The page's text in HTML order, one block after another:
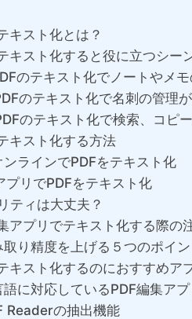
キスト化とは？
キスト化すると役に立つシー
のテキスト化でノートやメ
のテキスト化で名刺の管理
のテキスト化で検索、コピ
キスト化する方法
ンラインでPDFをテキスト化
プリでPDFをテキスト化
ティは大丈夫？
アプリでテキスト化する際の
取り精度を上げる５つのポイン
キスト化するのにおすすめア
語に対応しているPDF編集アプ
Readerの抽出機能